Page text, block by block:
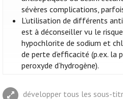
sévères complications,
L’utilisation de différents
est à déconseiller vu le
hypochlorite de sodium et
de perte d’efficacité (p.ex. la
peroxyde d’hydrogène).
développer tous les sous-